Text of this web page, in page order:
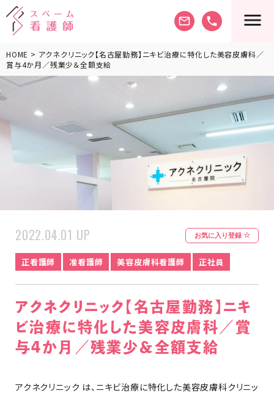
mail_outline phone
HOME > アクネクリニック【名古屋勤務】ニキビ治療に特化した美容皮膚科／
賞与4か月／残業少＆全額支給
お気に入り登録
2022.04.01 UP
正看護師 准看護師 美容皮膚科看護師 正社員
アクネクリニック【名古屋勤務】ニキ
ビ治療に特化した美容皮膚科／賞
与4か月／残業少＆全額支給
アクネクリニック は、ニキビ治療に特化した美容皮膚科クリニッ